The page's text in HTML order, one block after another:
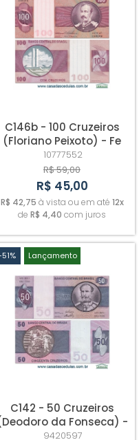
C146b - 100 Cruzeiros
(Floriano Peixoto) - Fe
10777552
R$ 59,00
R$ 45,00
R$ 42,75 à vista ou em até 12x
de R$ 4,40 com juros
Lançamento
C142 - 50 Cruzeiros
da Fonseca) -
Sob/Fe
9420597